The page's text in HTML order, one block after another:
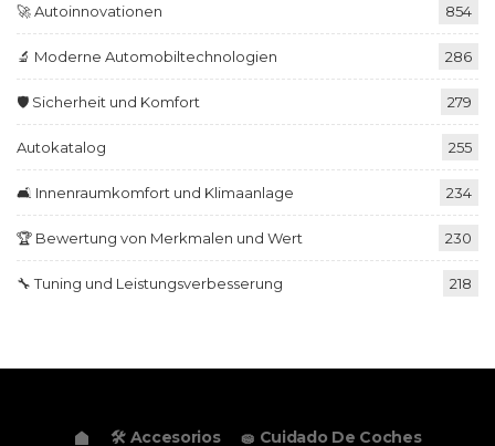
🚀 Autoinnovationen 854
🔬 Moderne Automobiltechnologien 286
🛡️ Sicherheit und Komfort 279
Autokatalog 255
🛋️ Innenraumkomfort und Klimaanlage 234
🏆 Bewertung von Merkmalen und Wert 230
🔧 Tuning und Leistungsverbesserung 218
🛠️ Accesorios
🧽 Cuidado De Coches